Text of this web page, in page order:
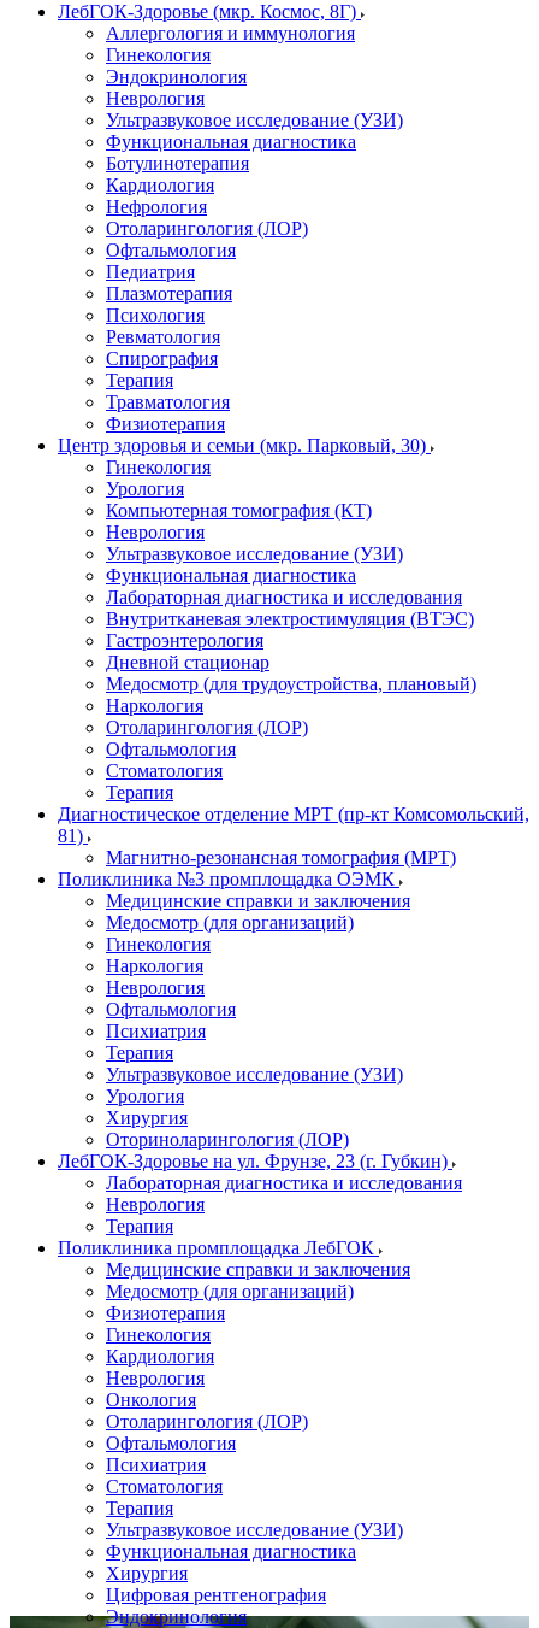
ЛебГОК-Здоровье (мкр. Космос, 8Г)
Аллергология и иммунология
Гинекология
Эндокринология
Неврология
Ультразвуковое исследование (УЗИ)
Функциональная диагностика
Ботулинотерапия
Кардиология
Нефрология
Отоларингология (ЛОР)
Офтальмология
Педиатрия
Плазмотерапия
Психология
Ревматология
Спирография
Терапия
Травматология
Физиотерапия
Центр здоровья и семьи (мкр. Парковый, 30)
Гинекология
Урология
Компьютерная томография (КТ)
Неврология
Ультразвуковое исследование (УЗИ)
Функциональная диагностика
Лабораторная диагностика и исследования
Внутритканевая электростимуляция (ВТЭС)
Гастроэнтерология
Дневной стационар
Медосмотр (для трудоустройства, плановый)
Наркология
Отоларингология (ЛОР)
Офтальмология
Стоматология
Терапия
Диагностическое отделение МРТ (пр-кт Комсомольский,
81)
Магнитно-резонансная томография (МРТ)
Поликлиника №3 промплощадка ОЭМК
Медицинские справки и заключения
Медосмотр (для организаций)
Гинекология
Наркология
Неврология
Офтальмология
Психиатрия
Терапия
Ультразвуковое исследование (УЗИ)
Урология
Хирургия
Оториноларингология (ЛОР)
ЛебГОК-Здоровье на ул. Фрунзе, 23 (г. Губкин)
Лабораторная диагностика и исследования
Неврология
Терапия
Поликлиника промплощадка ЛебГОК
Медицинские справки и заключения
Медосмотр (для организаций)
Физиотерапия
Гинекология
Кардиология
Неврология
Онкология
Отоларингология (ЛОР)
Офтальмология
Психиатрия
Стоматология
Терапия
Ультразвуковое исследование (УЗИ)
Функциональная диагностика
Хирургия
Цифровая рентгенография
Эндокринология